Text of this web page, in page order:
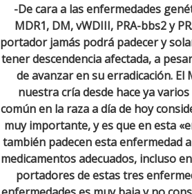
-De cara a las enfermedades
MDR1, DM, vWDIII, PRA-bbs2 y
portador jamás podrá padecer y
tener descendencia afectada, a
de avanzar en su erradicación.
nuestra cría desde hace ya
común en la raza a día de hoy
muy importante, y es que en esta
también padecen esta enfermedad
medicamentos adecuados, incluso
portadores de estas tres